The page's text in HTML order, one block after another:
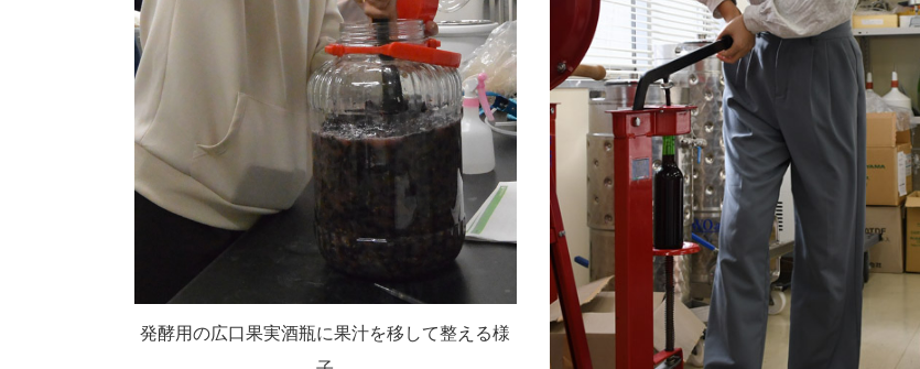
発酵用の広口果実酒瓶に果汁を移して整える様